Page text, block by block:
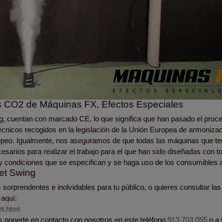
de Máquinas FX, Efectos Especiales
cuentan con marcado CE, lo que significa que han pasado el
recogidos en la legislación de la Unión Europea de
Igualmente, nos aseguramos de que todas las máquinas que
para realizar el trabajo para el que han sido diseñadas con
que se especifican y se haga uso de los consumibles
Swing
e inolvidables para tu público, o quieres consultar las
en contacto con nosotros en este teléfono 913 703 055 o a